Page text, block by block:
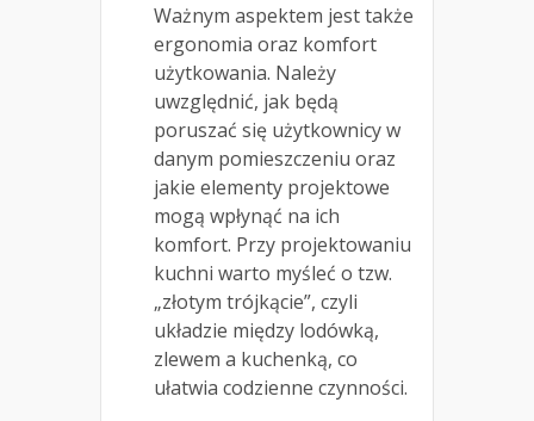
Ważnym aspektem jest także
ergonomia oraz komfort
użytkowania. Należy
uwzględnić, jak będą
poruszać się użytkownicy w
danym pomieszczeniu oraz
jakie elementy projektowe
mogą wpłynąć na ich
komfort. Przy projektowaniu
kuchni warto myśleć o tzw.
„złotym trójkącie”, czyli
układzie między lodówką,
zlewem a kuchenką, co
ułatwia codzienne czynności.